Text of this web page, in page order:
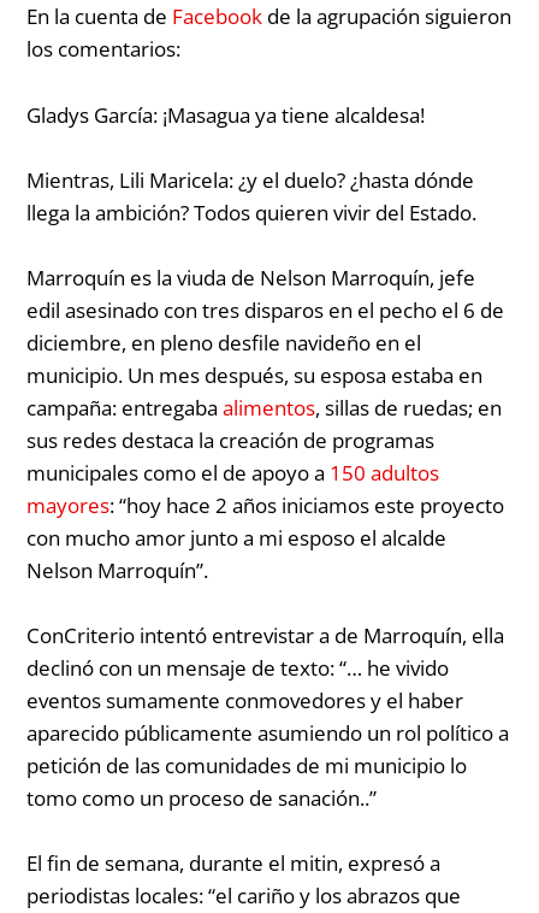
En la cuenta de Facebook de la agrupación siguieron
los comentarios:
Gladys García: ¡Masagua ya tiene alcaldesa!
Mientras, Lili Maricela:¿y el duelo? ¿hasta dónde
llega la ambición? Todos quieren vivir del Estado.
Marroquín es la viuda de Nelson Marroquín, jefe
edil asesinado con tres disparos en el pecho el 6 de
diciembre, en pleno desfile navideño en el
municipio. Un mes después, su esposa estaba en
campaña: entregaba alimentos, sillas de ruedas; en
sus redes destaca la creación de programas
municipales como el de apoyo a 150 adultos
mayores: “hoy hace 2 años iniciamos este proyecto
con mucho amor junto a mi esposo el alcalde
Nelson Marroquín”.
ConCriterio intentó entrevistar a de Marroquín, ella
declinó con un mensaje de texto:“… he vivido
eventos sumamente conmovedores y el haber
aparecido públicamente asumiendo un rol político a
petición de las comunidades de mi municipio lo
tomo como un proceso de sanación..”
El fin de semana, durante el mitin, expresó a
periodistas locales:“el cariño y los abrazos que